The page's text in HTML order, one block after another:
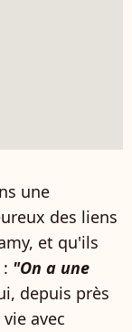
une
des liens
et qu'ils
"On a une
depuis près
avec